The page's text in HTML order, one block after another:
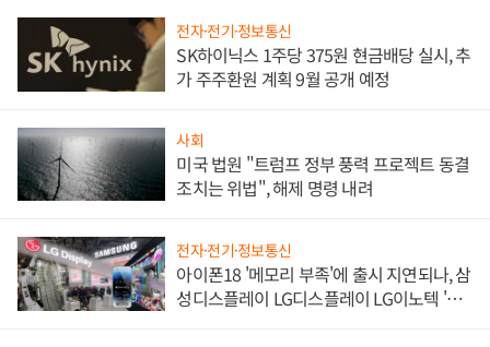
전자·전기·정보통신
SK하이닉스 1주당 375원 현금배당 실시, 추
가 주주환원 계획 9월 공개 예정
사회
미국 법원 "트럼프 정부 풍력 프로젝트 동결
조치는 위법", 해제 명령 내려
전자·전기·정보통신
아이폰18 '메모리 부족'에 출시 지연되나, 삼
성디스플레이 LG디스플레이 LG이노텍 '탈